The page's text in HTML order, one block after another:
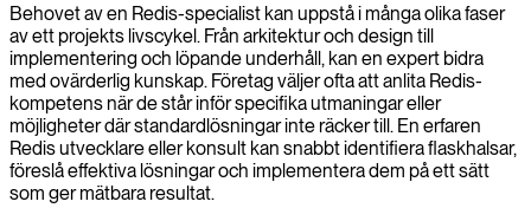
Behovet av en Redis-specialist kan uppstå i många olika faser
av ett projekts livscykel. Från arkitektur och design till
implementering och löpande underhåll, kan en expert bidra
med ovärderlig kunskap. Företag väljer ofta att anlita Redis-
kompetens när de står inför specifika utmaningar eller
möjligheter där standardlösningar inte räcker till. En erfaren
Redis utvecklare eller konsult kan snabbt identifiera flaskhalsar,
föreslå effektiva lösningar och implementera dem på ett sätt
som ger mätbara resultat.